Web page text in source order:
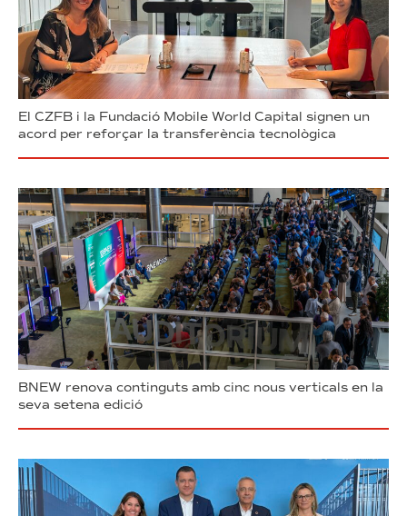
El CZFB i la Fundació Mobile World Capital signen un
acord per reforçar la transferència tecnològica
BNEW renova continguts amb cinc nous verticals en la
seva setena edició